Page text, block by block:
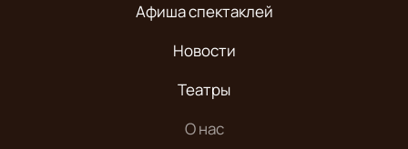
Афиша спектаклей
Новости
Театры
О нас